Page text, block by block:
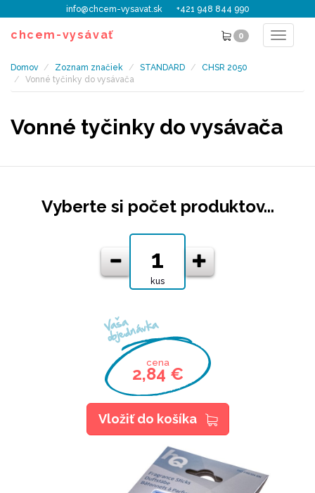
info@chcem-vysavat.sk +421 948 844 990
chcem-vysávať 0
Toggle
Domov Zoznam značiek STANDARD
CHSR 2050
Vonné tyčinky do vysávača
Vonné tyčinky do vysávača
Vyberte si počet produktov...
kus
Vaša
objednávka
cena
2,84 €
Vložiť do košíka